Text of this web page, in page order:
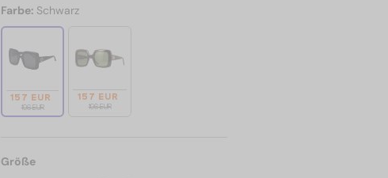
Farbe: Schwarz
157 EUR
196 EUR
157 EUR
196 EUR
Größe